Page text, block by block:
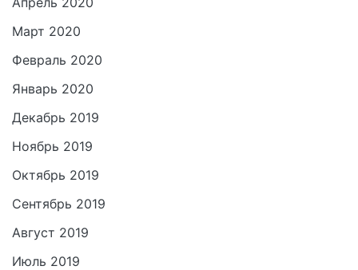
Март 2020
Февраль 2020
Январь 2020
Декабрь 2019
Ноябрь 2019
Октябрь 2019
Сентябрь 2019
Август 2019
Июль 2019